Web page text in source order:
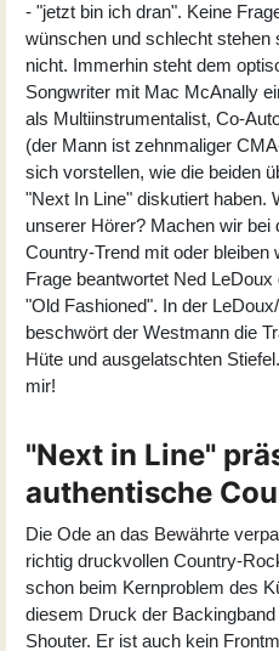
- "jetzt bin ich dran". Keine
wünschen und schlecht stehen
nicht. Immerhin steht dem
Songwriter mit Mac McAnally
als Multiinstrumentalist, Co-
(der Mann ist zehnmaliger
sich vorstellen, wie die beiden
"Next In Line" diskutiert haben.
unserer Hörer? Machen wir
Country-Trend mit oder bleiben
Frage beantwortet Ned
"Old Fashioned". In der
beschwört der Westmann die
Hüte und ausgelatschten
mir!
"Next in Line"
authentische
Die Ode an das Bewährte
richtig druckvollen Country-
schon beim Kernproblem des
diesem Druck der
Shouter. Er ist auch kein